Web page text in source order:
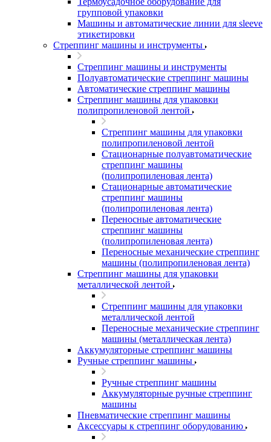
групповой упаковки
Машины и автоматические линии для sleeve
этикетировки
Стреппинг машины и инструменты
Стреппинг машины и инструменты
Полуавтоматические стреппинг машины
Автоматические стреппинг машины
Стреппинг машины для упаковки
полипропиленовой лентой
Стреппинг машины для упаковки
полипропиленовой лентой
Стационарные полуавтоматические
стреппинг машины
(полипропиленовая лента)
Стационарные автоматические
стреппинг машины
(полипропиленовая лента)
Переносные автоматические
стреппинг машины
(полипропиленовая лента)
Переносные механические стреппинг
машины (полипропиленовая лента)
Стреппинг машины для упаковки
металлической лентой
Стреппинг машины для упаковки
металлической лентой
Переносные механические стреппинг
машины (металлическая лента)
Аккумуляторные стреппинг машины
Ручные стреппинг машины
Ручные стреппинг машины
Аккумуляторные ручные стреппинг
машины
Пневматические стреппинг машины
Аксессуары к стреппинг оборудованию